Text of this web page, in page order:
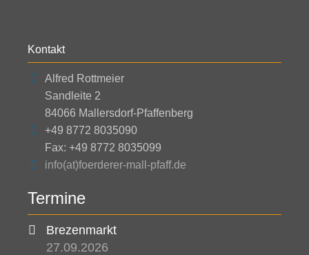
Kontakt
Alfred Rottmeier
Sandleite 2
84066 Mallersdorf-Pfaffenberg
+49 8772 8035090
Fax: +49 8772 8035099
info(at)foerderer-mall-pfaff.de
Termine
Brezenmarkt
27.09.2026